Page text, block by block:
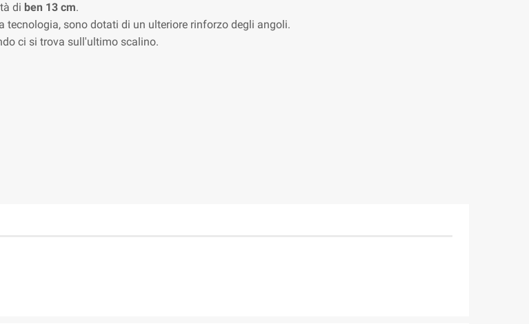
di ben 13 cm.
sono dotati di un ulteriore rinforzo degli angoli.
ci si trova sull'ultimo scalino.